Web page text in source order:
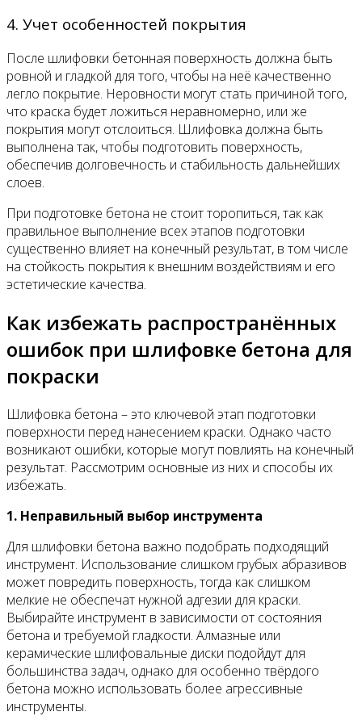
4. Учет особенностей покрытия
После шлифовки бетонная поверхность должна быть
ровной и гладкой для того, чтобы на неё качественно
легло покрытие. Неровности могут стать причиной того,
что краска будет ложиться неравномерно, или же
покрытия могут отслоиться. Шлифовка должна быть
выполнена так, чтобы подготовить поверхность,
обеспечив долговечность и стабильность дальнейших
слоев.
При подготовке бетона не стоит торопиться, так как
правильное выполнение всех этапов подготовки
существенно влияет на конечный результат, в том числе
на стойкость покрытия к внешним воздействиям и его
эстетические качества.
Как избежать распространённых
ошибок при шлифовке бетона для
покраски
Шлифовка бетона – это ключевой этап подготовки
поверхности перед нанесением краски. Однако часто
возникают ошибки, которые могут повлиять на конечный
результат. Рассмотрим основные из них и способы их
избежать.
1. Неправильный выбор инструмента
Для шлифовки бетона важно подобрать подходящий
инструмент. Использование слишком грубых абразивов
может повредить поверхность, тогда как слишком
мелкие не обеспечат нужной адгезии для краски.
Выбирайте инструмент в зависимости от состояния
бетона и требуемой гладкости. Алмазные или
керамические шлифовальные диски подойдут для
большинства задач, однако для особенно твёрдого
бетона можно использовать более агрессивные
инструменты.